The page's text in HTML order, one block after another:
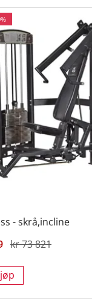
- skrå,incline
kr 73 821